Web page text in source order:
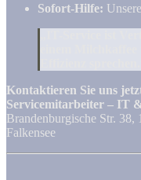
Sofort-Hilfe:
Kontaktieren Sie uns
Servicemitarbeiter – IT
Brandenburgische Str. 38,
Falkensee